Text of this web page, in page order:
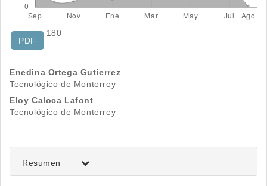
180
PDF
Contenido
principal
del
Enedina Ortega Gutierrez
Tecnológico de Monterrey
Eloy Caloca Lafont
Tecnológico de Monterrey
Resumen